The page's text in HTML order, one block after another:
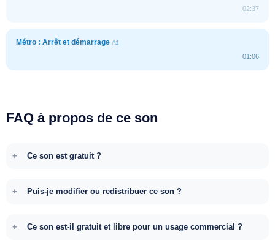
02:37
Métro : Arrêt et démarrage #1
01:06
FAQ à propos de ce son
Ce son est gratuit ?
Puis-je modifier ou redistribuer ce son ?
Ce son est-il gratuit et libre pour un usage commercial ?